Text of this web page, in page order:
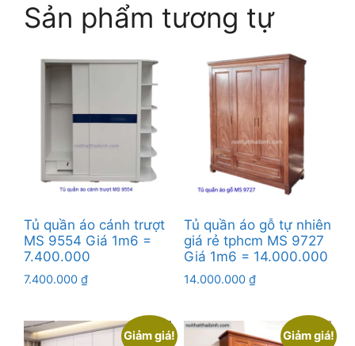
Sản phẩm tương tự
Tủ quần áo cánh trượt
MS 9554 Giá 1m6 =
7.400.000
7.400.000 ₫
Tủ quần áo gỗ tự nhiên
giá rẻ tphcm MS 9727
Giá 1m6 = 14.000.000
14.000.000 ₫
Giảm giá! Giảm giá!